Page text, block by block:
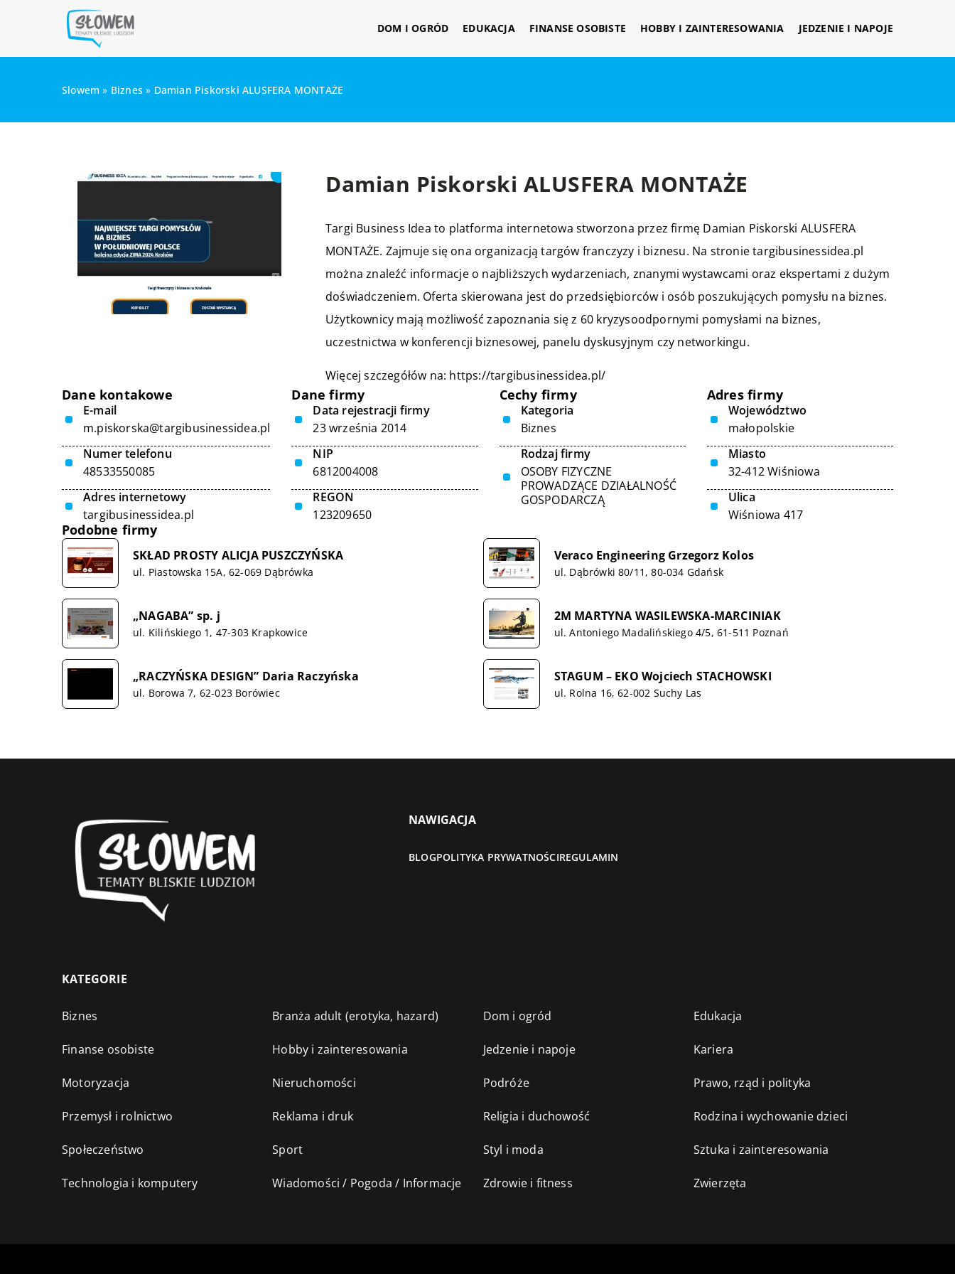
DOM I OGRÓD EDUKACJA FINANSE OSOBISTE HOBBY I ZAINTERESOWANIA JEDZENIE I NAPOJE
Slowem » Biznes » Damian Piskorski ALUSFERA MONTAŻE
Damian Piskorski ALUSFERA MONTAŻE
Targi Business Idea to platforma internetowa stworzona przez firmę Damian Piskorski ALUSFERA
MONTAŻE. Zajmuje się ona organizacją targów franczyzy i biznesu. Na stronie targibusinessidea.pl
można znaleźć informacje o najbliższych wydarzeniach, znanymi wystawcami oraz ekspertami z dużym
doświadczeniem. Oferta skierowana jest do przedsiębiorców i osób poszukujących pomysłu na biznes.
Użytkownicy mają możliwość zapoznania się z 60 kryzysoodpornymi pomysłami na biznes,
uczestnictwa w konferencji biznesowej, panelu dyskusyjnym czy networkingu.
Więcej szczegółów na: https://targibusinessidea.pl/
Dane kontakowe
E-mail
m.piskorska@targibusinessidea.pl
Numer telefonu
48533550085
Adres internetowy
targibusinessidea.pl
Dane firmy
Data rejestracji firmy
23 września 2014
NIP
6812004008
REGON
123209650
Cechy firmy
Kategoria
Biznes
Rodzaj firmy
OSOBY FIZYCZNE
PROWADZĄCE DZIAŁALNOŚĆ
GOSPODARCZĄ
Adres firmy
Województwo
małopolskie
Miasto
32-412 Wiśniowa
Ulica
Wiśniowa 417
Podobne firmy
SKŁAD PROSTY ALICJA PUSZCZYŃSKA
ul. Piastowska 15A, 62-069 Dąbrówka
Veraco Engineering Grzegorz Kolos
ul. Dąbrówki 80/11, 80-034 Gdańsk
„NAGABA” sp. j
ul. Kilińskiego 1, 47-303 Krapkowice
2M MARTYNA WASILEWSKA-MARCINIAK
ul. Antoniego Madalińskiego 4/5, 61-511 Poznań
„RACZYŃSKA DESIGN” Daria Raczyńska
ul. Borowa 7, 62-023 Borówiec
STAGUM – EKO Wojciech STACHOWSKI
ul. Rolna 16, 62-002 Suchy Las
NAWIGACJA
BLOGPOLITYKA PRYWATNOŚCIREGULAMIN
KATEGORIE
Biznes Branża adult (erotyka, hazard) Dom i ogród Edukacja
Finanse osobiste Hobby i zainteresowania Jedzenie i napoje Kariera
Motoryzacja Nieruchomości Podróże Prawo, rząd i polityka
Przemysł i rolnictwo Reklama i druk Religia i duchowość Rodzina i wychowanie dzieci
Społeczeństwo Sport Styl i moda Sztuka i zainteresowania
Technologia i komputery Wiadomości / Pogoda / Informacje Zdrowie i fitness Zwierzęta